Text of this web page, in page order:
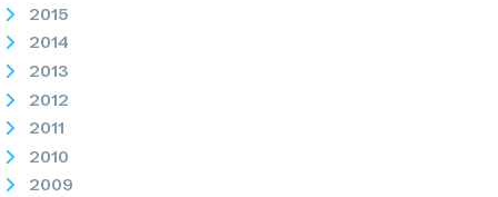
2015
2014
2013
2012
2011
2010
2009